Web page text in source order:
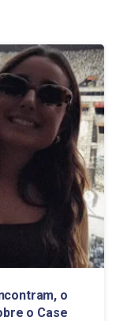
o
o Case